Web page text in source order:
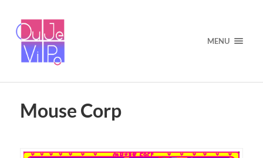
MENU
Mouse Corp